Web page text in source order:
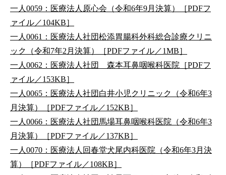
一人0059：医療法人原心会（令和6年9月決算）［PDFフ
ァイル／104KB］
一人0061：医療法人社団松添胃腸科外科総合診療クリニ
ック（令和7年2月決算）［PDFファイル／1MB］
一人0062：医療法人社団 森本耳鼻咽喉科医院［PDFフ
ァイル／153KB］
一人0065：医療法人社団白井小児クリニック（令和6年3
月決算）［PDFファイル／152KB］
一人0066：医療法人社団馬場耳鼻咽喉科医院（令和6年3
月決算）［PDFファイル／137KB］
一人0070：医療法人回春堂犬尾内科医院（令和6年3月決
算）［PDFファイル／108KB］